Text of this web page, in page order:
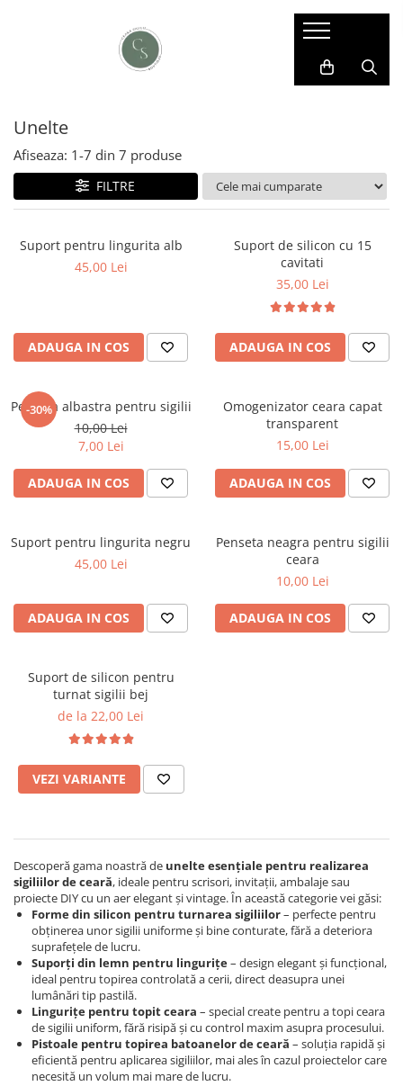
BILUTE DE CEARA
Plicuri B6 (12x17cm)
Carton colorat
Foi speciale
ETICHETE ADEZIVE
ETICHETE PERSONALIZATE
Unelte
Afiseaza: 1-7 din 7 produse
FILTRE
Suport pentru lingurita alb
45,00 Lei
ADAUGA IN COS
Suport de silicon cu 15
cavitati
35,00 Lei
ADAUGA IN COS
-30%
Penseta albastra pentru sigilii
10,00 Lei
7,00 Lei
ADAUGA IN COS
Omogenizator ceara capat
transparent
15,00 Lei
ADAUGA IN COS
Suport pentru lingurita negru
45,00 Lei
ADAUGA IN COS
Penseta neagra pentru sigilii
ceara
10,00 Lei
ADAUGA IN COS
Suport de silicon pentru
turnat sigilii bej
de la 22,00 Lei
VEZI VARIANTE
Descoperă gama noastră de unelte esențiale pentru realizarea
sigiliilor de ceară, ideale pentru scrisori, invitații, ambalaje sau
proiecte DIY cu un aer elegant și vintage. În această categorie vei găsi:
Forme din silicon pentru turnarea sigiliilor– perfecte pentru
obținerea unor sigilii uniforme și bine conturate, fără a deteriora
suprafețele de lucru.
Suporți din lemn pentru lingurițe– design elegant și funcțional,
ideal pentru topirea controlată a cerii, direct deasupra unei
lumânări tip pastilă.
Lingurițe pentru topit ceara – special create pentru a topi ceara
de sigilii uniform, fără risipă și cu control maxim asupra procesului.
Pistoale pentru topirea batoanelor de ceară – soluția rapidă și
eficientă pentru aplicarea sigiliilor, mai ales în cazul proiectelor care
necesită un volum mai mare de lucru.